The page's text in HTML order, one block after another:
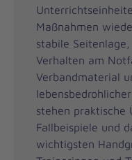
Maßnahmen
stabile
Verhalten am
Verbandmaterial
stehen praktische
Fallbeispiele und
wichtigsten